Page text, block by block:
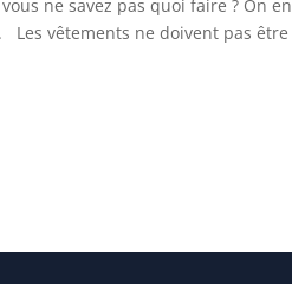
ne savez pas quoi faire ? On en
vêtements ne doivent pas être